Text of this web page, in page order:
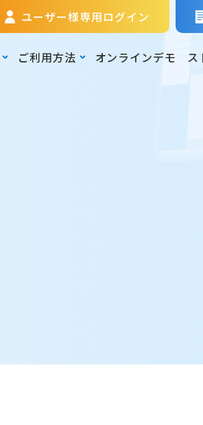
ユーザー様専用ログイン
ご利用方法 オンラインデモ ス